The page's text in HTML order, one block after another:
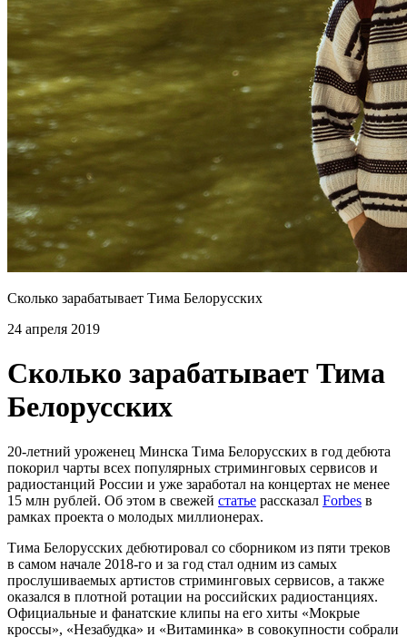
Сколько зарабатывает Тима Белорусских
24 апреля 2019
Сколько зарабатывает Тима
Белорусских
20-летний уроженец Минска Тима Белорусских в год дебюта
покорил чарты всех популярных стриминговых сервисов и
радиостанций России и уже заработал на концертах не менее
15 млн рублей. Об этом в свежей статье рассказал Forbes в
рамках проекта о молодых миллионерах.
Тима Белорусских дебютировал со сборником из пяти треков
в самом начале 2018-го и за год стал одним из самых
прослушиваемых артистов стриминговых сервисов, а также
оказался в плотной ротации на российских радиостанциях.
Официальные и фанатские клипы на его хиты «Мокрые
кроссы», «Незабудка» и «Витаминка» в совокупности собрали